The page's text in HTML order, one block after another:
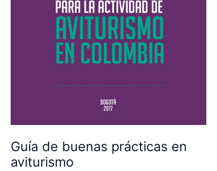
Guía de buenas prácticas en
aviturismo